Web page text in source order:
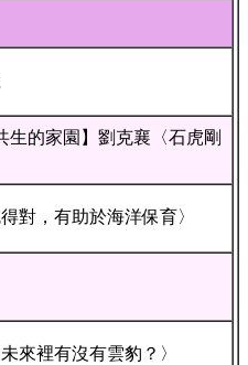
生的家園】劉克襄〈石虎剛
對，有助於海洋保育〉
來裡有沒有雲豹？〉